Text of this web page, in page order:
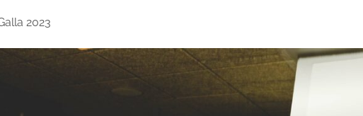
2023